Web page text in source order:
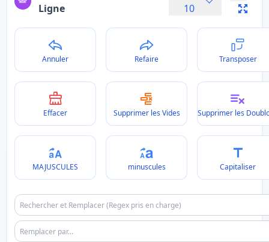
Ligne
10
Annuler Refaire Transposer
Effacer Supprimer les Vides Supprimer les
MAJUSCULES minuscules Capitaliser